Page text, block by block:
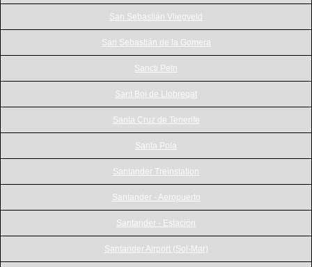
San Sebastián Vliegveld
San Sebastián de la Gomera
Sancti Petri
Sant Boi de Llobregat
Santa Cruz de Tenerife
Santa Pola
Santander Treinstation
Santander - Aeropuerto
Santander - Estación
Santander Airport (Sol-Mar)